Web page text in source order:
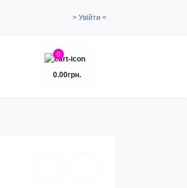
> Увійти <
0
0.00грн.